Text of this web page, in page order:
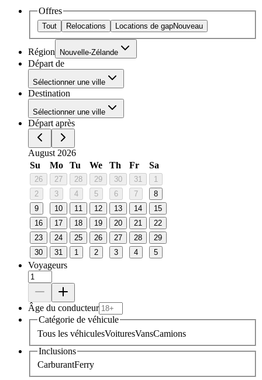
Offres
Tout Relocations Locations de gapNouveau
Région Nouvelle-Zélande
Départ de
Sélectionner une ville
Destination
Sélectionner une ville
Départ après
August 2026
Su
Mo Tu We Th Fr Sa
26 27 28 29 30 31
1
2
3 4 5 6 7
8
9
10 11 12 13 14
15
16
17 18 19 20 21
22
23
24 25 26 27 28
29
30
31 1 2 3 4 5
Voyageurs
Âge du conducteur
Catégorie de véhicule
Tous les véhiculesVoituresVansCamions
Inclusions
CarburantFerry